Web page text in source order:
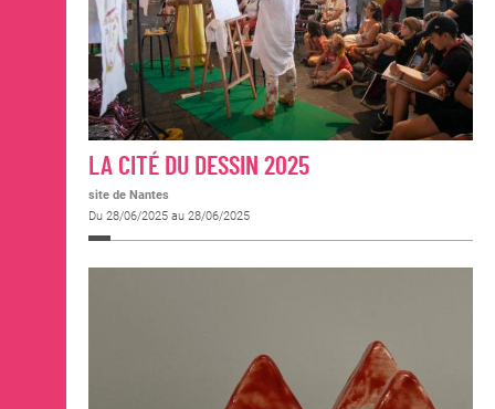
LA CITÉ DU DESSIN 2025
site de Nantes
Du 28/06/2025 au 28/06/2025